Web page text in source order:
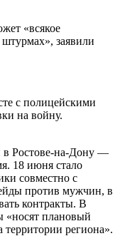
«всякое
штурмах», заявили
с полицейскими
на войну.
в Ростове-на-Дону —
18 июня стало
совместно с
против мужчин, в
контракты. В
«носят плановый
территории региона».